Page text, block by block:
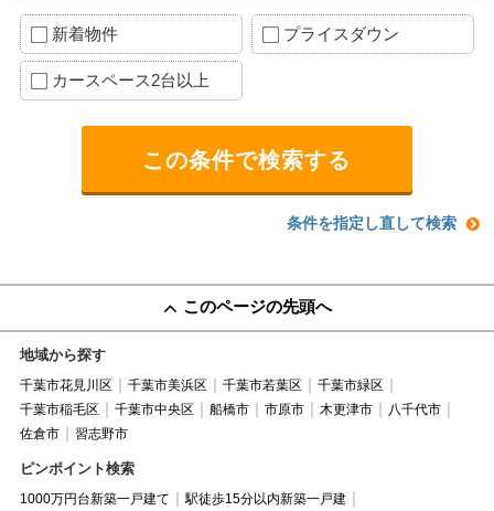
新着物件 プライスダウン
カースペース2台以上
条件を指定し直して検索
このページの先頭へ
地域から探す
千葉市花見川区 千葉市美浜区 千葉市若葉区
千葉市緑区
千葉市稲毛区
千葉市中央区 船橋市 市原市 木更津市
八千代市
佐倉市
習志野市
ピンポイント検索
1000万円台新築一戸建て
駅徒歩15分以内新築一戸建